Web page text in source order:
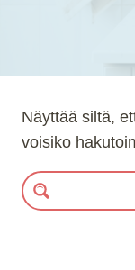
Näyttää siltä,
voisiko